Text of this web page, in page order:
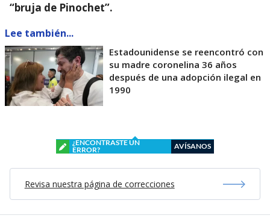
“bruja de Pinochet”.
Lee también...
Estadounidense se reencontró con
su madre coronelina 36 años
después de una adopción ilegal en
1990
¿ENCONTRASTE UN
ERROR?
AVÍSANOS
Revisa nuestra página de correcciones